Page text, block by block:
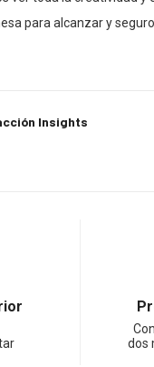
para alcanzar y
Insights
dos